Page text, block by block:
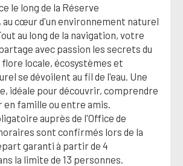
le long de la Réserve
au cœur d'un environnement naturel
au long de la navigation, votre
avec passion les secrets du
flore locale, écosystèmes et
se dévoilent au fil de l'eau. Une
idéale pour découvrir, comprendre
famille ou entre amis.
auprès de l'Office de
sont confirmés lors de la
garanti à partir de 4
la limite de 13 personnes.